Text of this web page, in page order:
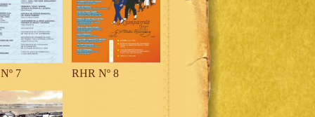
7 RHR Nº 8